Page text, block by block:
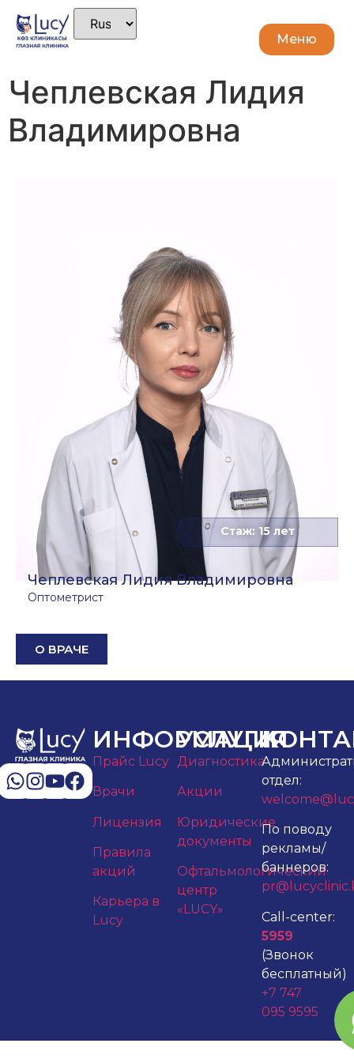
Меню
Чеплевская Лидия
Владимировна
Стаж: 15 лет
Чеплевская Лидия Владимировна
Оптометрист
О ВРАЧЕ
ИНФОРМАЦИЯ
Прайс Lucy
Врачи
Лицензия
Правила
акций
Карьера в
Lucy
УСЛУГИ
Диагностика
Акции
Юридические
документы
Офтальмологический
центр
«LUCY»
отдел:
По поводу
рекламы/
баннеров:
Call-center:
5959
(Звонок
бесплатный)
+7 747
095 9595